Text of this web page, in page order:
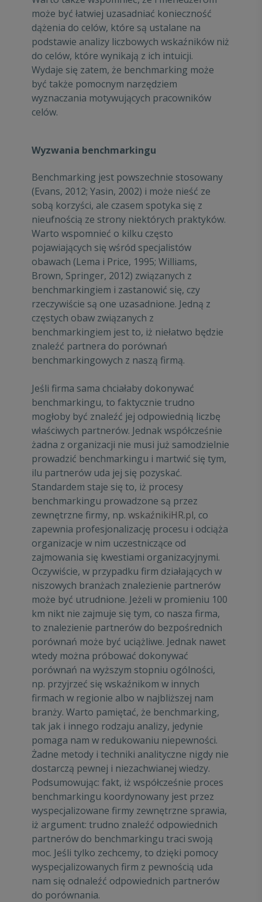
może być łatwiej uzasadniać konieczność
dążenia do celów, które są ustalane na
podstawie analizy liczbowych wskaźników niż
do celów, które wynikają z ich intuicji.
Wydaje się zatem, że benchmarking może
być także pomocnym narzędziem
wyznaczania motywujących pracowników
celów.
Wyzwania benchmarkingu
Benchmarking jest powszechnie stosowany
(Evans, 2012; Yasin, 2002) i może nieść ze
sobą korzyści, ale czasem spotyka się z
nieufnością ze strony niektórych praktyków.
Warto wspomnieć o kilku często
pojawiających się wśród specjalistów
obawach (Lema i Price, 1995; Williams,
Brown, Springer, 2012) związanych z
benchmarkingiem i zastanowić się, czy
rzeczywiście są one uzasadnione. Jedną z
częstych obaw związanych z
benchmarkingiem jest to, iż niełatwo będzie
znaleźć partnera do porównań
benchmarkingowych z naszą firmą.
Jeśli firma sama chciałaby dokonywać
benchmarkingu, to faktycznie trudno
mogłoby być znaleźć jej odpowiednią liczbę
właściwych partnerów. Jednak współcześnie
żadna z organizacji nie musi już samodzielnie
prowadzić benchmarkingu i martwić się tym,
ilu partnerów uda jej się pozyskać.
Standardem staje się to, iż procesy
benchmarkingu prowadzone są przez
zewnętrzne firmy, np.wskaźnikiHR.pl, co
zapewnia profesjonalizację procesu i odciąża
organizacje w nim uczestniczące od
zajmowania się kwestiami organizacyjnymi.
Oczywiście, w przypadku firm działających w
niszowych branżach znalezienie partnerów
może być utrudnione. Jeżeli w promieniu 100
km nikt nie zajmuje się tym, co nasza firma,
to znalezienie partnerów do bezpośrednich
porównań może być uciążliwe. Jednak nawet
wtedy można próbować dokonywać
porównań na wyższym stopniu ogólności,
np. przyjrzeć się wskaźnikom w innych
firmach w regionie albo w najbliższej nam
branży. Warto pamiętać, że benchmarking,
tak jak i innego rodzaju analizy, jedynie
pomaga nam w redukowaniu niepewności.
Żadne metody i techniki analityczne nigdy nie
dostarczą pewnej i niezachwianej wiedzy.
Podsumowując: fakt, iż współcześnie proces
benchmarkingu koordynowany jest przez
wyspecjalizowane firmy zewnętrzne sprawia,
iż argument: trudno znaleźć odpowiednich
partnerów do benchmarkingu traci swoją
moc. Jeśli tylko zechcemy, to dzięki pomocy
wyspecjalizowanych firm z pewnością uda
nam się odnaleźć odpowiednich partnerów
do porównania.